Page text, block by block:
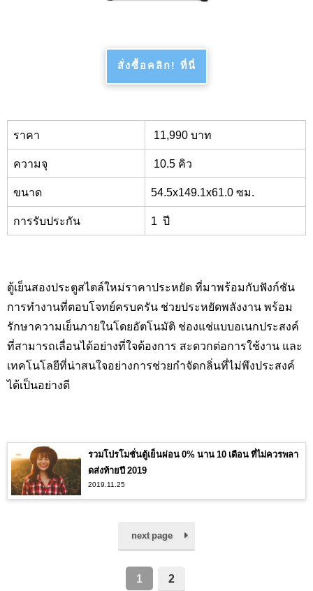
สั่งซื้อคลิก! ที่นี่
ราคา 11, 990 บาท
ความจุ 1 0 .5 คิว
ขนาด 54.5x149.1x61.0 ซม.
การรับประกัน 1 ปี
ตู้เย็นสองประตูสไตล์ใหม่ราคาประหยัด ที่มาพร้อมกับฟังก์ชัน
การทำงานที่ตอบโจทย์ครบครัน ช่วยประหยัดพลังงาน พร้อม
รักษาความเย็นภายในโดยอัตโนมัติ ช่องแช่แบบอเนกประสงค์
ที่สามารถเลื่อนได้อย่างที่ใจต้องการ สะดวกต่อการใช้งาน และ
เทคโนโลยีที่น่าสนใจอย่างการช่วยกำจัดกลิ่นที่ไม่พึงประสงค์
ได้เป็นอย่างดี
รวมโปรโมชั่นตู้เย็นผ่อน 0% นาน 10 เดือน ที่ไม่ควรพลา
ดส่งท้ายปี 2019
2019.11.25
next page
1 2